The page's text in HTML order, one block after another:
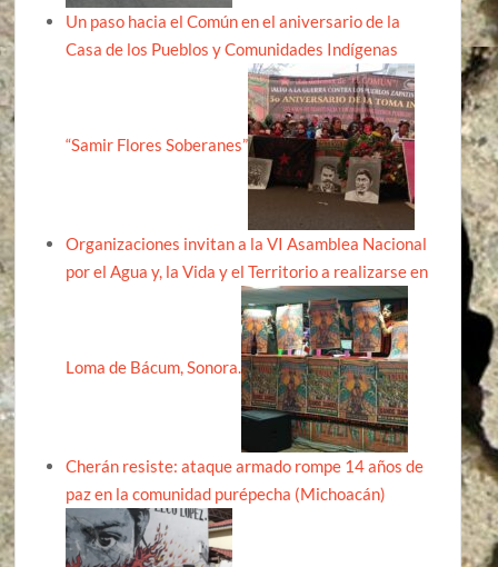
Un paso hacia el Común en el aniversario de la
Casa de los Pueblos y Comunidades Indígenas
“Samir Flores Soberanes”
Organizaciones invitan a la VI Asamblea Nacional
por el Agua y, la Vida y el Territorio a realizarse en
Loma de Bácum, Sonora.
Cherán resiste: ataque armado rompe 14 años de
paz en la comunidad purépecha (Michoacán)